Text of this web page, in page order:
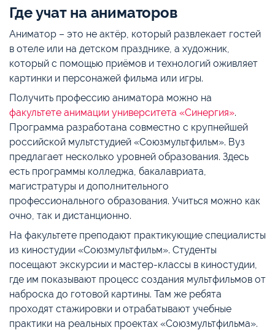
Где учат на аниматоров
Аниматор – это не актёр, который развлекает гостей
в отеле или на детском празднике, а художник,
который с помощью приёмов и технологий оживляет
картинки и персонажей фильма или игры.
Получить профессию аниматора можно на
факультете анимации университета «Синергия».
Программа разработана совместно с крупнейшей
российской мультстудией «Союзмультфильм». Вуз
предлагает несколько уровней образования. Здесь
есть программы колледжа, бакалавриата,
магистратуры и дополнительного
профессионального образования. Учиться можно как
очно, так и дистанционно.
На факультете преподают практикующие специалисты
из киностудии «Союзмультфильм». Студенты
посещают экскурсии и мастер-классы в киностудии,
где им показывают процесс создания мультфильмов от
наброска до готовой картины. Там же ребята
проходят стажировки и отрабатывают учебные
практики на реальных проектах «Союзмультфильма».